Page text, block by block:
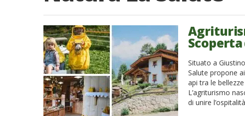
Situato a
Salute propone
api tra le
L’agriturismo
di unire